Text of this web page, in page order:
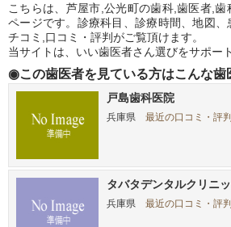
こちらは、芦屋市,公光町の歯科,歯医者,
ページです。診療科目、診療時間、地図、
チコミ,口コミ・評判がご覧頂けます。
当サイトは、いい歯医者さん選びをサポー
◉この歯医者を見ている方はこんな歯
戸島歯科医院
兵庫県 最近の口コミ・評
タバタデンタルクリニ
兵庫県 最近の口コミ・評